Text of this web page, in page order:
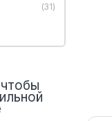
(31)